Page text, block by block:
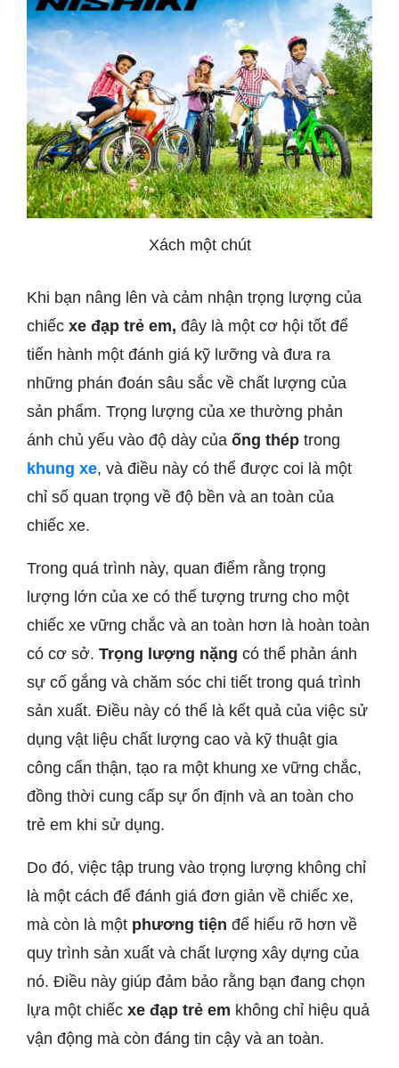
Xách một chút
Khi bạn nâng lên và cảm nhận trọng lượng của
chiếc xe đạp trẻ em, đây là một cơ hội tốt để
tiến hành một đánh giá kỹ lưỡng và đưa ra
những phán đoán sâu sắc về chất lượng của
sản phẩm. Trọng lượng của xe thường phản
ánh chủ yếu vào độ dày của ống thép trong
khung xe, và điều này có thể được coi là một
chỉ số quan trọng về độ bền và an toàn của
chiếc xe.
Trong quá trình này, quan điểm rằng trọng
lượng lớn của xe có thể tượng trưng cho một
chiếc xe vững chắc và an toàn hơn là hoàn toàn
có cơ sở. Trọng lượng nặng có thể phản ánh
sự cố gắng và chăm sóc chi tiết trong quá trình
sản xuất. Điều này có thể là kết quả của việc sử
dụng vật liệu chất lượng cao và kỹ thuật gia
công cẩn thận, tạo ra một khung xe vững chắc,
đồng thời cung cấp sự ổn định và an toàn cho
trẻ em khi sử dụng.
Do đó, việc tập trung vào trọng lượng không chỉ
là một cách để đánh giá đơn giản về chiếc xe,
mà còn là một phương tiện để hiểu rõ hơn về
quy trình sản xuất và chất lượng xây dựng của
nó. Điều này giúp đảm bảo rằng bạn đang chọn
lựa một chiếc xe đạp trẻ em không chỉ hiệu quả
vận động mà còn đáng tin cậy và an toàn.